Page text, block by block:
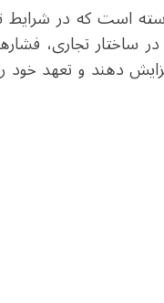
است که در شرایط
ساختار تجاری،
دهند و تعهد خود